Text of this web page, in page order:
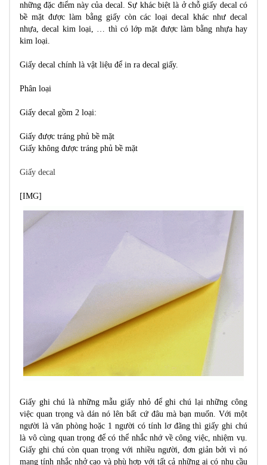
những đặc điểm này của decal. Sự khác biệt là ở chỗ giấy decal có
bề mặt được làm bằng giấy còn các loại decal khác như decal
nhựa, decal kim loại, … thì có lớp mặt được làm bằng nhựa hay
kim loại.
Giấy decal chính là vật liệu để in ra decal giấy.
Phân loại
Giấy decal gồm 2 loại:
Giấy được tráng phủ bề mặt
Giấy không được tráng phủ bề mặt
Giấy decal
[​IMG]
Giấy ghi chú là những mẫu giấy nhỏ để ghi chú lại những công
việc quan trọng và dán nó lên bất cứ đâu mà bạn muốn. Với một
người là văn phòng hoặc 1 người có tính lơ đãng thì giấy ghi chú
là vô cùng quan trọng để có thể nhắc nhớ về công việc, nhiệm vụ.
Giấy ghi chú còn quan trọng với nhiều người, đơn giản bởi vì nó
mang tính nhắc nhở cao và phù hợp với tất cả những ai có nhu cầu